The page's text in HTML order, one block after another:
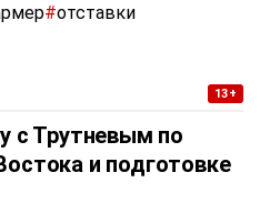
#отставки
13+
с Трутневым по
и подготовке